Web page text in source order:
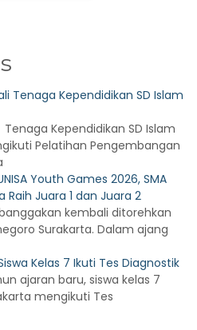
Tenaga Kependidikan SD Islam
Kependidikan SD Islam
Pelatihan Pengembangan
Youth Games 2026, SMA
Juara 1 dan Juara 2
kembali ditorehkan
Surakarta. Dalam ajang
Kelas 7 Ikuti Tes Diagnostik
ajaran baru, siswa kelas 7
mengikuti Tes